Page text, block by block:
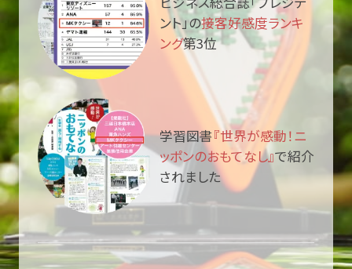
ント」の接客好感度ランキ
ング第3位
学習図書『世界が感動！ニ
ッポンのおもてなし』で紹介
されました